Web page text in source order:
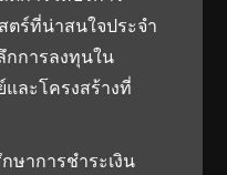
ตร์ที่น่าสนใจประจำ
กการลงทุนใน
ละโครงสร้างที่
ษาการชำระเงิน